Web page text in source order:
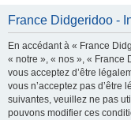
France Didgeridoo -
En accédant à « France
« notre », « nos », « France
vous acceptez d’être
vous n’acceptez pas
suivantes, veuillez ne pas
pouvons modifier ces